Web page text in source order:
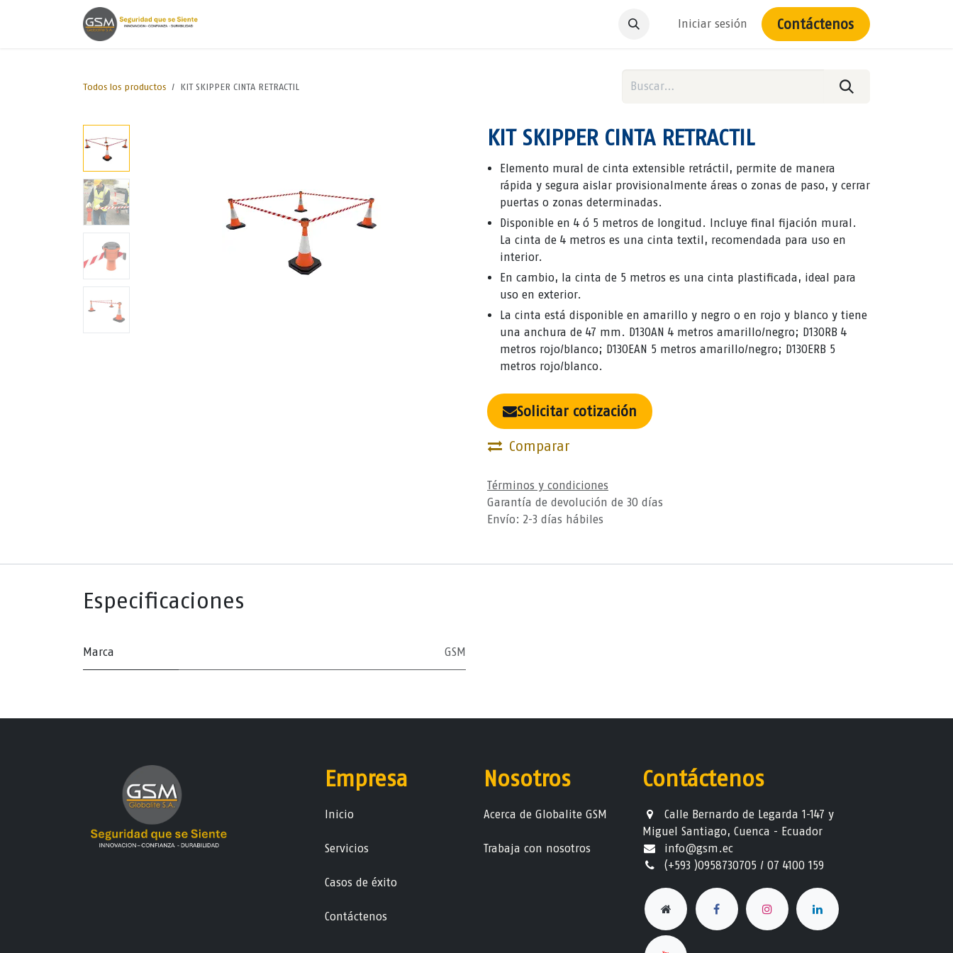
Ir al contenido
Iniciar sesión Contáctenos
Todos los productos KIT SKIPPER CINTA RETRACTIL
KIT SKIPPER CINTA RETRACTIL
Elemento mural de cinta extensible retráctil, permite de manera
rápida y segura aislar provisionalmente áreas o zonas de paso, y cerrar
puertas o zonas determinadas.
Disponible en 4 ó 5 metros de longitud. Incluye final fijación mural.
La cinta de 4 metros es una cinta textil, recomendada para uso en
interior.
En cambio, la cinta de 5 metros es una cinta plastificada, ideal para
uso en exterior.
La cinta está disponible en amarillo y negro o en rojo y blanco y tiene
una anchura de 47 mm. D130AN 4 metros amarillo/negro; D130RB 4
metros rojo/blanco; D130EAN 5 metros amarillo/negro; D130ERB 5
metros rojo/blanco.
Solicitar cotización
Comparar
Términos y condiciones
Garantía de devolución de 30 días
Envío: 2-3 días hábiles
Especificaciones
Marca GSM
Contáctenos
Calle Bernardo de Legarda 1-147 y
Miguel Santiago, Cuenca - Ecuador
info@gsm.ec​
(+593 )0958730705 / 07 4100 159
Empresa
Ini​ci​o
Servicios
Casos de éxito
Contáctenos
Nosotros
Acerca de Globalite GSM
Trabaja con nosotros